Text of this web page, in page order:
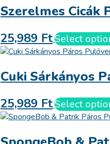
Szerelmes Cicák
25,989 FtSelect
Cuki Sárkányos
25,989 FtSelect